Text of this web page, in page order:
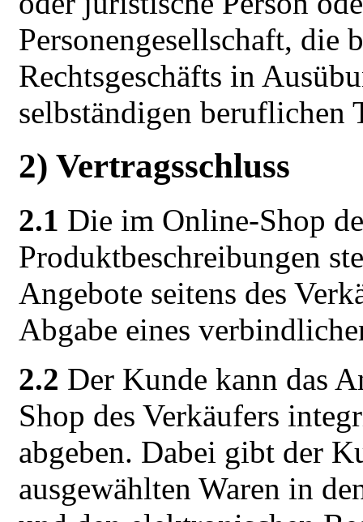
Personengesellschaft, die
Rechtsgeschäfts in
selbständigen beruflichen
2) Vertragsschluss
2.1 Die im Online-Shop
Produktbeschreibungen
Angebote seitens des
Abgabe eines
2.2 Der Kunde kann das
Shop des Verkäufers
abgeben. Dabei gibt der
ausgewählten Waren in